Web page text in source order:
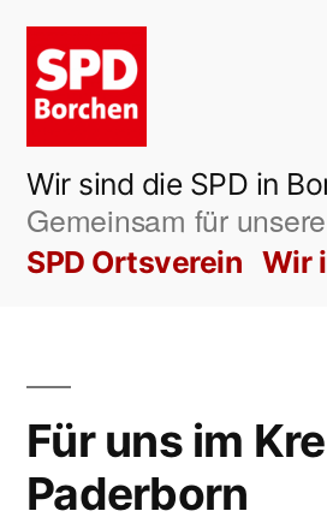
Zum
Inhalt
springen
Wir sind die SPD in
Gemeinsam für
SPD Ortsverein Wir
Für uns im
Paderborn